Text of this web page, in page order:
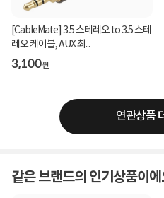
[CableMate] 3.5 스테레오 to 3.5 스테
레오 케이블, AUX 최...
3,100원
연관상품
같은 브랜드의 인기상품이